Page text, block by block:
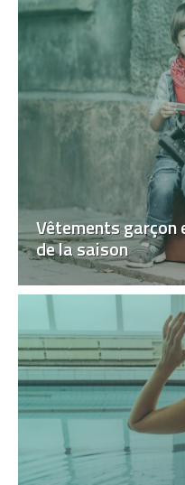
Vêtements garçon
de la saison